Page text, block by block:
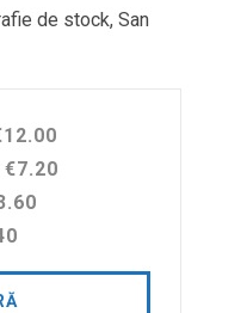
de stock, San
€7.20